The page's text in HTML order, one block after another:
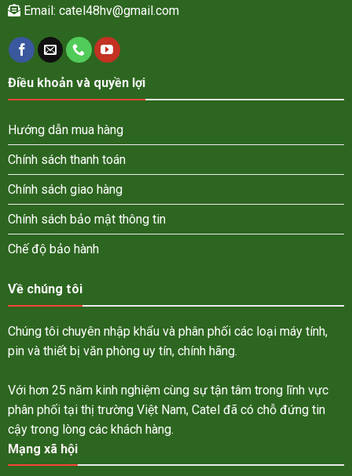
Email: catel48hv@gmail.com
Điều khoản và quyền lợi
Hướng dẫn mua hàng
Chính sách thanh toán
Chính sách giao hàng
Chính sách bảo mật thông tin
Chế độ bảo hành
Về chúng tôi
Chúng tôi chuyên nhập khẩu và phân phối các loại máy tính,
pin và thiết bị văn phòng uy tín, chính hãng.
Với hơn 25 năm kinh nghiệm cùng sự tận tâm trong lĩnh vực
phân phối tại thị trường Việt Nam, Catel đã có chỗ đứng tin
cậy trong lòng các khách hàng.
Mạng xã hội